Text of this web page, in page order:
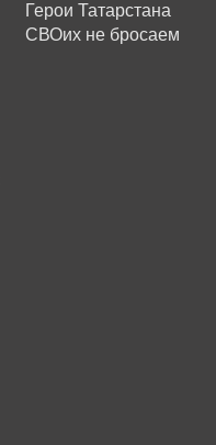
Герои Татарстана
СВОих не бросаем